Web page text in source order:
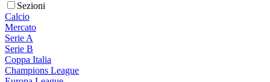
Sezioni
Calcio
Mercato
Serie A
Serie B
Coppa Italia
Champions League